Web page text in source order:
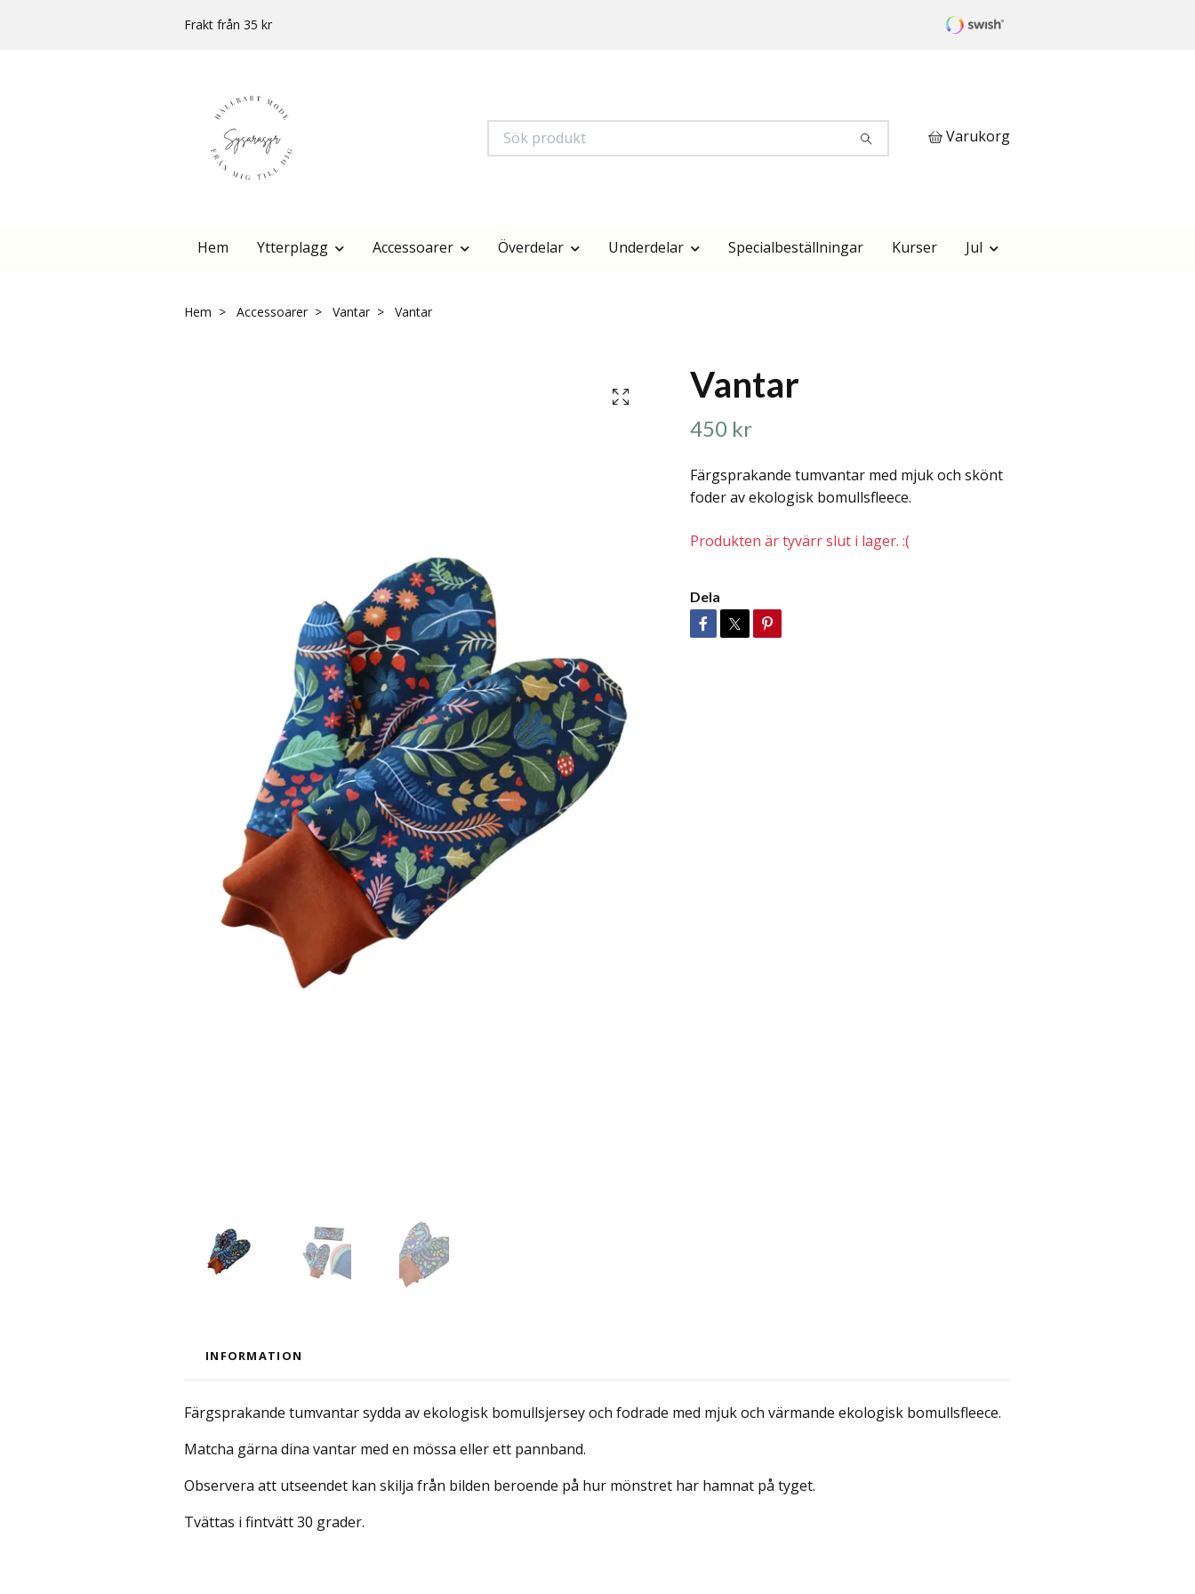
Frakt från 35 kr
Varukorg
Hem Ytterplagg Accessoarer Överdelar Underdelar Specialbeställningar Kurser Jul
Hem Accessoarer Vantar Vantar
Vantar
450 kr
Färgsprakande tumvantar med mjuk och skönt
foder av ekologisk bomullsfleece.
Produkten är tyvärr slut i lager. :(
Dela
INFORMATION
Färgsprakande tumvantar sydda av ekologisk bomullsjersey och fodrade med mjuk och värmande ekologisk bomullsfleece.
Matcha gärna dina vantar med en mössa eller ett pannband.
Observera att utseendet kan skilja från bilden beroende på hur mönstret har hamnat på tyget.
Tvättas i fintvätt 30 grader.